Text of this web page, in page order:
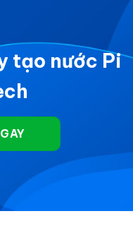
tạo nước Pi